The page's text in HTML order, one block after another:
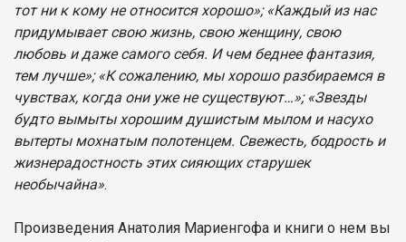
тот ни к кому не относится хорошо»; «Каждый из нас
придумывает свою жизнь, свою женщину, свою
любовь и даже самого себя. И чем беднее фантазия,
тем лучше»; «К сожалению, мы хорошо разбираемся в
чувствах, когда они уже не существуют…»; «Звезды
будто вымыты хорошим душистым мылом и насухо
вытерты мохнатым полотенцем. Свежесть, бодрость и
жизнерадостность этих сияющих старушек
необычайна».
Произведения Анатолия Мариенгофа и книги о нем вы